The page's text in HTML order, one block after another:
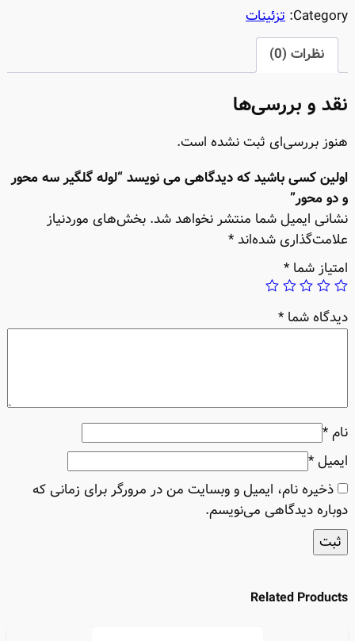
Category: تزئینات
نظرات (0)
نقد و بررسی‌ها
هنوز بررسی‌ای ثبت نشده است.
اولین کسی باشید که دیدگاهی می نویسد “لوله گلگیر سه محور
و دو محور”
نشانی ایمیل شما منتشر نخواهد شد. بخش‌های موردنیاز
علامت‌گذاری شده‌اند*
امتیاز شما *
دیدگاه شما *
نام*
ایمیل*
ذخیره نام، ایمیل و وبسایت من در مرورگر برای زمانی که
دوباره دیدگاهی می‌نویسم.
Related Products